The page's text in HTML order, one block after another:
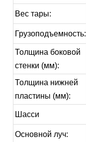
Вес тары:
Грузоподъемность:
Толщина боковой
стенки (мм):
Толщина нижней
пластины (мм):
Шасси
Основной луч: